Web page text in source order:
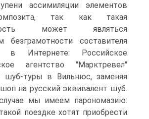
ассимиляции элементов
так как такая
может являться
безграмотности составителя
в Интернете: Российское
агентство "Марктревел"
шуб-туры в Вильнюс, заменяя
на русский эквивалент шуб.
мы имеем парономазию:
поездке хотят приобрести